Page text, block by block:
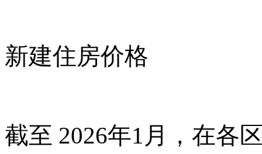
新建住房价格
截至 2026年1月，在各